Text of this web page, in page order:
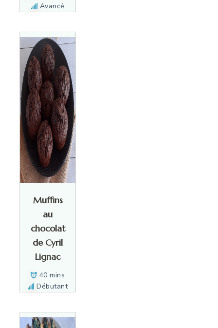
Avancé
Muffins
au
chocolat
de Cyril
Lignac
40 mins
Débutant